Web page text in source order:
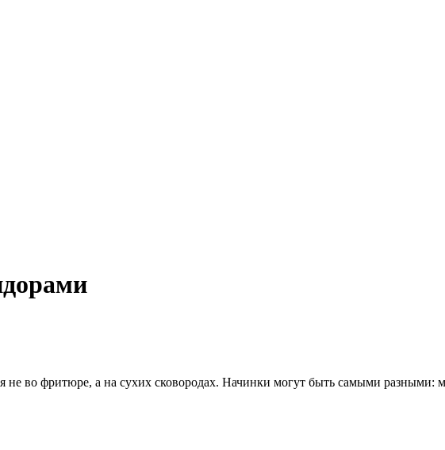
не во фритюре, а на сухих сковородах. Начинки могут быть самыми